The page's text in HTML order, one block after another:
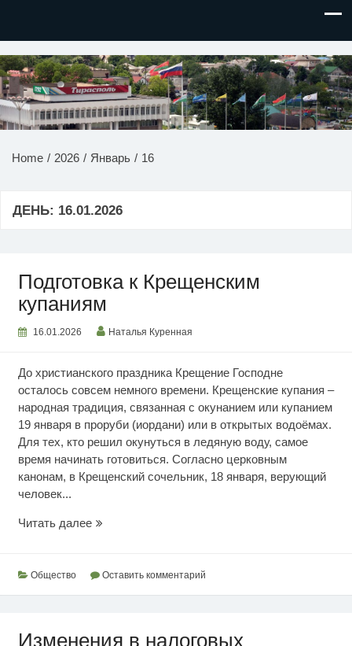
НОВОСТИ ПРИДНЕСТРОВЬЯ
Home 2026 Январь 16
ДЕНЬ: 16.01.2026
Подготовка к Крещенским
купаниям
16.01.2026 Наталья Куренная
До христианского праздника Крещение Господне
осталось совсем немного времени. Крещенские купания –
народная традиция, связанная с окунанием или купанием
19 января в проруби (иордани) или в открытых водоёмах.
Для тех, кто решил окунуться в ледяную воду, самое
время начинать готовиться. Согласно церковным
канонам, в Крещенский сочельник, 18 января, верующий
человек...
Читать далееПодготовка
купаниям
Общество Оставить комментарий
Изменения в налоговых